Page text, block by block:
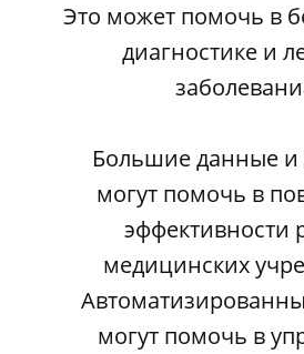
Это может помочь в
диагностике и
Большие данные
могут помочь в
эффективности
медицинских
могут помочь в